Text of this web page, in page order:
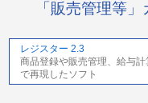
「販売管理等
レジスター 2.3
商品登録や販売管理、給与
で再現したソフト